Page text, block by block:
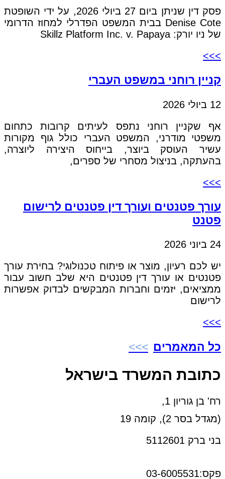
פסק דין שניתן ביום 27 ביולי 2026, על ידי השופטת
Denise Cote בבית המשפט הפדרלי למחוז הדרומי
של ניו יורק: Skillz Platform Inc. v. Papaya
>>>
קניין רוחני במשפט העברי
12 ביולי 2026
אף שקניין רוחני נתפס לעיתים קרובות כתחום
משפטי מודרני, המשפט העברי כולל גוף מקורות
עשיר העוסק ביוצר, בייחוס היצירה ליוצרה,
בהעתקה, בניצול מסחרי של ספרים,
>>>
עורך פטנטים ועורך דין פטנטים לרישום
פטנט
24 ביוני 2026
יש לכם רעיון, מוצר או פיתוח טכנולוגי? בחירת עורך
פטנטים או עורך דין פטנטים היא שלב חשוב עבור
ממציאים, יזמים וחברות המבקשים לבדוק אפשרות
לרישום
>>>
כל המאמרים
כתובת המשרד בישראל
רח' בן גוריון 1,
(מגדל בסר 2), קומה 19
בני ברק 5112601
פקס:03-6005531